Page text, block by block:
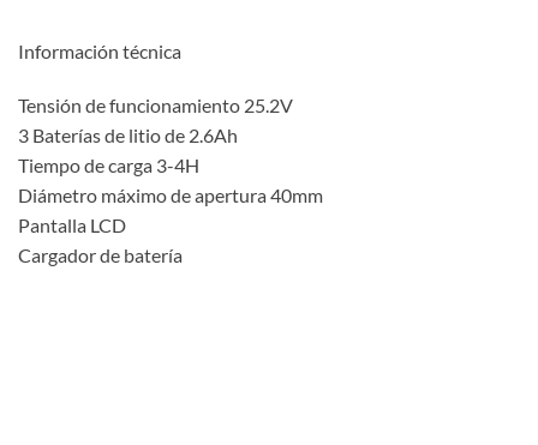
Información técnica
Tensión de funcionamiento 25.2V
3 Baterías de litio de 2.6Ah
Tiempo de carga 3-4H
Diámetro máximo de apertura 40mm
Pantalla LCD
Cargador de batería